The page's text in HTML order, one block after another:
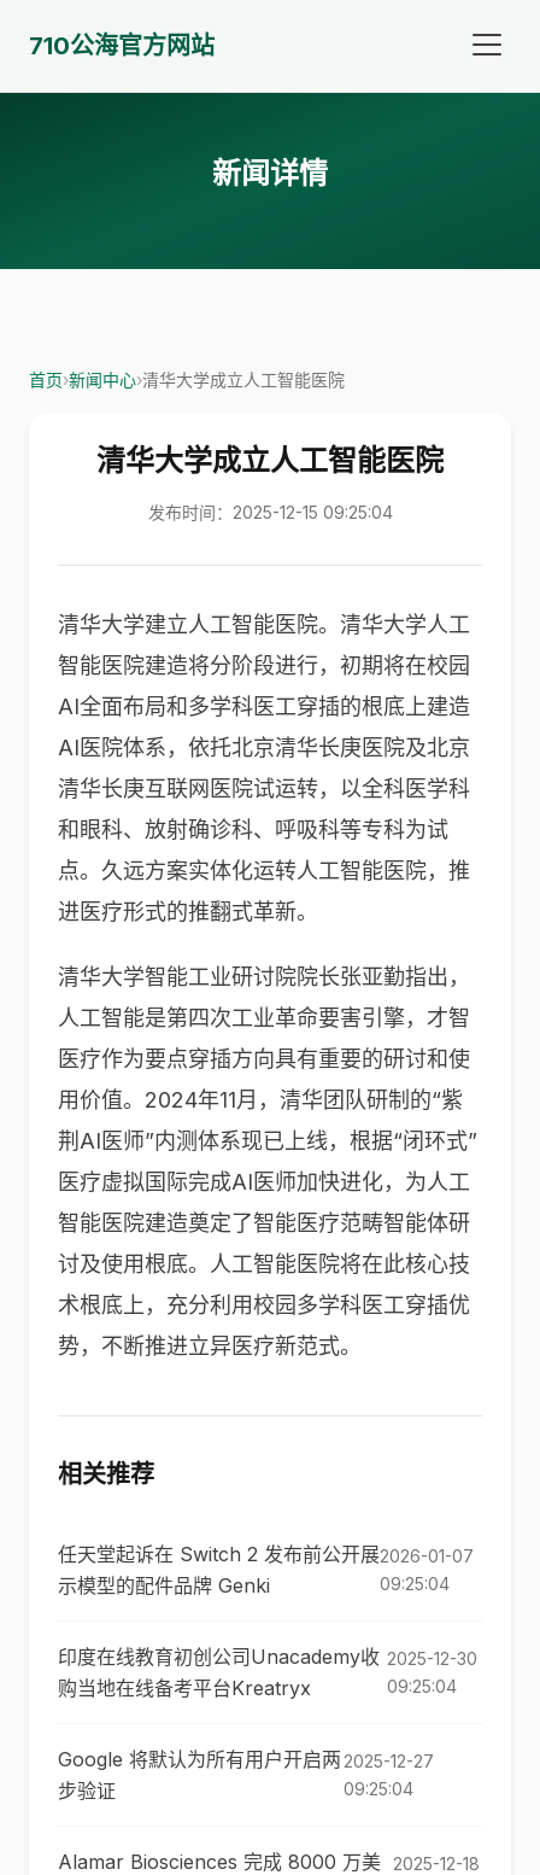
710公海官方网站
新闻详情
首页›新闻中心›清华大学成立人工智能医院
清华大学成立人工智能医院
发布时间：2025-12-15 09:25:04
清华大学建立人工智能医院。清华大学人工
智能医院建造将分阶段进行，初期将在校园
AI全面布局和多学科医工穿插的根底上建造
AI医院体系，依托北京清华长庚医院及北京
清华长庚互联网医院试运转，以全科医学科
和眼科、放射确诊科、呼吸科等专科为试
点。久远方案实体化运转人工智能医院，推
进医疗形式的推翻式革新。
清华大学智能工业研讨院院长张亚勤指出，
人工智能是第四次工业革命要害引擎，才智
医疗作为要点穿插方向具有重要的研讨和使
用价值。2024年11月，清华团队研制的“紫
荆AI医师”内测体系现已上线，根据“闭环式”
医疗虚拟国际完成AI医师加快进化，为人工
智能医院建造奠定了智能医疗范畴智能体研
讨及使用根底。人工智能医院将在此核心技
术根底上，充分利用校园多学科医工穿插优
势，不断推进立异医疗新范式。
相关推荐
任天堂起诉在 Switch 2 发布前公开展
示模型的配件品牌 Genki
2026-01-07
09:25:04
印度在线教育初创公司Unacademy收
购当地在线备考平台Kreatryx
2025-12-30
09:25:04
Google 将默认为所有用户开启两
步验证
2025-12-27
09:25:04
Alamar Biosciences 完成 8000 万美
2025-12-18